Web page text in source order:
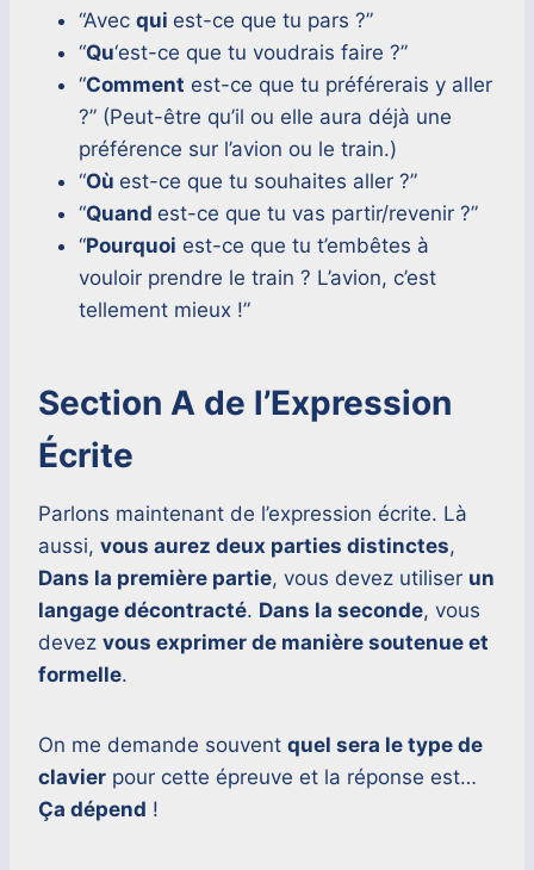
“Avec qui est-ce que tu pars ?”
“Qu‘est-ce que tu voudrais faire ?”
“Comment est-ce que tu préférerais y aller
?” (Peut-être qu’il ou elle aura déjà une
préférence sur l’avion ou le train.)
“Où est-ce que tu souhaites aller ?”
“Quand est-ce que tu vas partir/revenir ?”
“Pourquoi est-ce que tu t’embêtes à
vouloir prendre le train ? L’avion, c’est
tellement mieux !”
Section A de l’Expression
Écrite
Parlons maintenant de l’expression écrite. Là
aussi, vous aurez deux parties distinctes,
Dans la première partie, vous devez utiliser un
langage décontracté. Dans la seconde, vous
devez vous exprimer de manière soutenue et
formelle.
On me demande souvent quel sera le type de
clavier pour cette épreuve et la réponse est…
Ça dépend !